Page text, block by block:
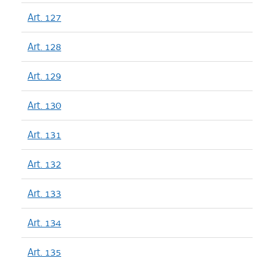
Art. 127
Art. 128
Art. 129
Art. 130
Art. 131
Art. 132
Art. 133
Art. 134
Art. 135